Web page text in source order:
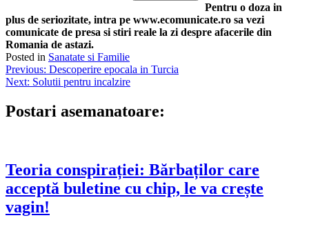
Pentru o doza in
plus de seriozitate, intra pe www.ecomunicate.ro sa vezi
comunicate de presa si stiri reale la zi despre afacerile din
Romania de astazi.
Posted in Sanatate si Familie
Navigare
în
articole
Previous: Descoperire epocala in Turcia
Next: Solutii pentru incalzire
Postari asemanatoare:
Teoria conspirației: Bărbaților care
acceptă buletine cu chip, le va crește
vagin!